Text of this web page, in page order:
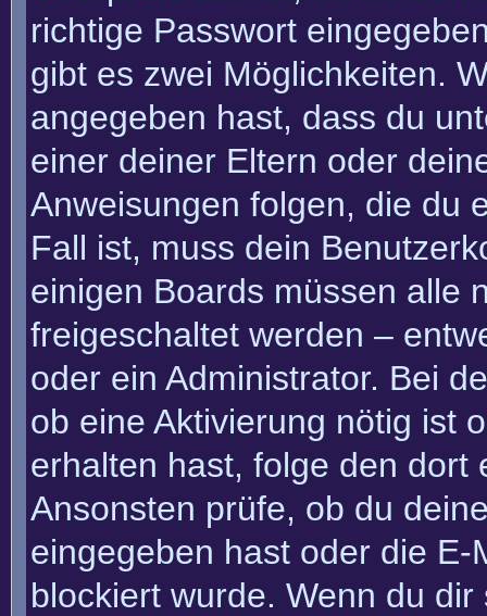
richtige Passwort
gibt es zwei Möglichkeiten.
angegeben hast, dass du
einer deiner Eltern oder
Anweisungen folgen, die du
Fall ist, muss dein
einigen Boards müssen alle
freigeschaltet werden –
oder ein Administrator. Bei
ob eine Aktivierung nötig ist
erhalten hast, folge den dort
Ansonsten prüfe, ob du
eingegeben hast oder die
blockiert wurde. Wenn du